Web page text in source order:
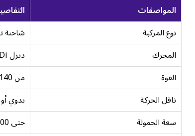
المواصفات
نوع المركبة
شاحنة
المحرك
ديزل BlueHDi سعة 2.2 لتر
القوة
من 140 إلى 180 حصان
ناقل الحركة
يدوي
سعة الحمولة
حتى 2000 كجم